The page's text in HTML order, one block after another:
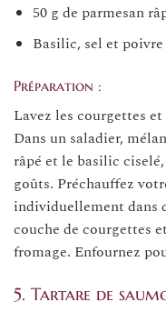
50 g de parmesan
Basilic, sel et poivre
Préparation :
Lavez les courgettes
Dans un saladier,
râpé et le basilic
goûts. Préchauffez
individuellement dans
couche de courgettes
fromage. Enfournez
5. Tartare de